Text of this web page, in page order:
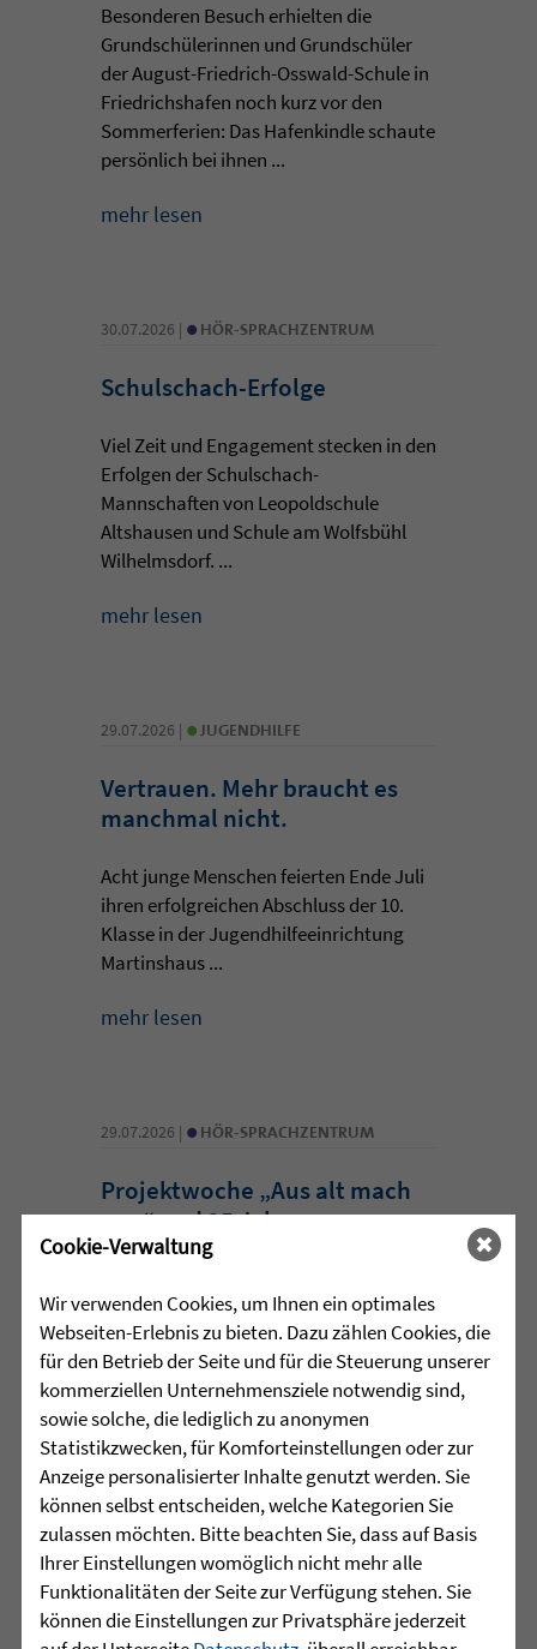
Besonderen Besuch erhielten die
Grundschülerinnen und Grundschüler
der August-Friedrich-Osswald-Schule in
Friedrichshafen noch kurz vor den
Sommerferien: Das Hafenkindle schaute
persönlich bei ihnen ...
mehr lesen
30.07.2026 | • HÖR-SPRACHZENTRUM
Schulschach-Erfolge
Viel Zeit und Engagement stecken in den
Erfolgen der Schulschach-
Mannschaften von Leopoldschule
Altshausen und Schule am Wolfsbühl
Wilhelmsdorf. ...
mehr lesen
29.07.2026 | • JUGENDHILFE
Vertrauen. Mehr braucht es
manchmal nicht.
Acht junge Menschen feierten Ende Juli
ihren erfolgreichen Abschluss der 10.
Klasse in der Jugendhilfeeinrichtung
Martinshaus ...
mehr lesen
29.07.2026 | • HÖR-SPRACHZENTRUM
Projektwoche „Aus alt mach
neu“ und 25 Jahre
Sprachheilschule Biberach
Im Mai stand an der Sprachheilschule
Biberach alles im Zeichen des Umwelt-
und Klimaschutzes. Unter dem Motto
„Aus alt mach neu“ beschäftigten sich
die Schülerinnen und Schüler im
Rahmen einer Projektwoche intensiv
mit den Themen Müllvermeidung, ...
mehr lesen
Cookie-Verwaltung
Wir verwenden Cookies, um Ihnen ein optimales
Webseiten-Erlebnis zu bieten. Dazu zählen Cookies, die
für den Betrieb der Seite und für die Steuerung unserer
kommerziellen Unternehmensziele notwendig sind,
sowie solche, die lediglich zu anonymen
Statistikzwecken, für Komforteinstellungen oder zur
Anzeige personalisierter Inhalte genutzt werden. Sie
können selbst entscheiden, welche Kategorien Sie
zulassen möchten. Bitte beachten Sie, dass auf Basis
Ihrer Einstellungen womöglich nicht mehr alle
Funktionalitäten der Seite zur Verfügung stehen. Sie
können die Einstellungen zur Privatsphäre jederzeit